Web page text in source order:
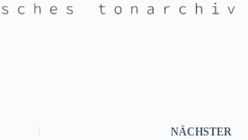
NÄCHSTER